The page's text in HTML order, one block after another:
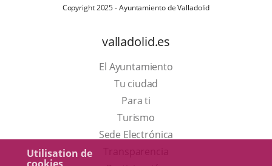
Utilisation de
Copyright 2025 - Ayuntamiento de Valladolid
valladolid.es
El Ayuntamiento
Tu ciudad
Para ti
TurismoEste
enlace
Sede Electrónica